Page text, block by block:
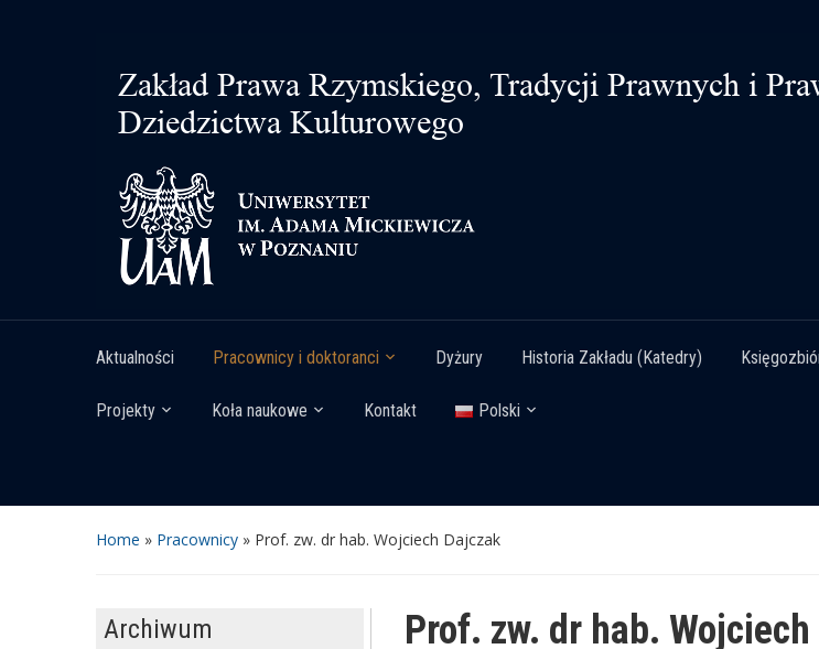
Aktualności Pracownicy i doktoranci Dyżury Historia Zakładu (Katedry)
Projekty Koła naukowe Kontakt Polski
Home » Pracownicy » Prof. zw. dr hab. Wojciech Dajczak
Archiwum Prof. zw. dr hab.